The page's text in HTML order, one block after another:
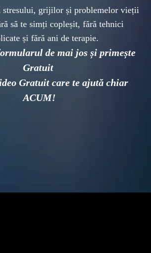
stresului, grijilor și problemelor vieții
să te simți copleșit, fără tehnici
de mai jos și primește
Gratuit
Gratuit care te ajută chiar
ACUM!